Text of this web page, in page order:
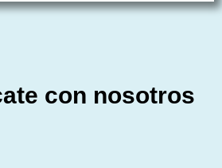
con nosotros